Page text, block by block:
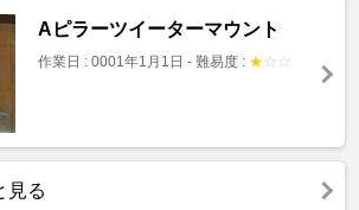
Aピラーツイーターマウント
作業日 : 0001年1月1日 - 難易度 : ★ ☆ ☆
見る